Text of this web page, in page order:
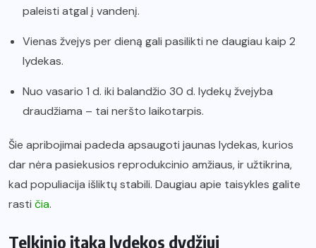
paleisti atgal į vandenį.
Vienas žvejys per dieną gali pasilikti ne daugiau kaip 2
lydekas.
Nuo vasario 1 d. iki balandžio 30 d. lydekų žvejyba
draudžiama – tai neršto laikotarpis.
Šie apribojimai padeda apsaugoti jaunas lydekas, kurios
dar nėra pasiekusios reprodukcinio amžiaus, ir užtikrina,
kad populiacija išliktų stabili. Daugiau apie taisykles galite
rasti čia.
Telkinio įtaka lydekos dydžiui